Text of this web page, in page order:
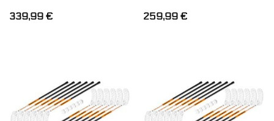
339,99 €
259,99 €